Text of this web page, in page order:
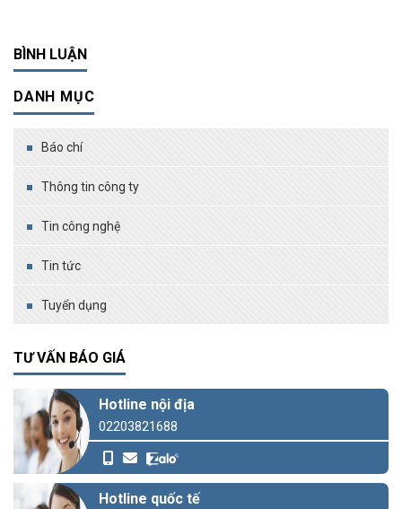
BÌNH LUẬN
DANH MỤC
Báo chí
Thông tin công ty
Tin công nghệ
Tin tức
Tuyển dụng
TƯ VẤN BÁO GIÁ
Hotline nội địa
02203821688
Hotline quốc tế